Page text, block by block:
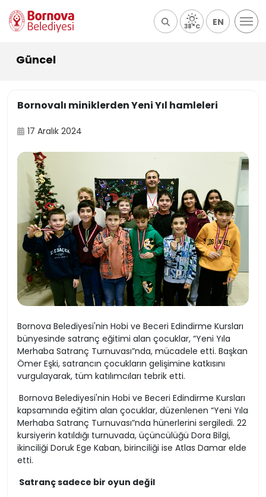
38°C EN
Güncel
Bornovalı miniklerden Yeni Yıl hamleleri
17 Aralık 2024
Bornova Belediyesi'nin Hobi ve Beceri Edindirme Kursları
bünyesinde satranç eğitimi alan çocuklar, “Yeni Yıla
Merhaba Satranç Turnuvası”nda, mücadele etti. Başkan
Ömer Eşki, satrancın çocukların gelişimine katkısını
vurgulayarak, tüm katılımcıları tebrik etti.
Bornova Belediyesi'nin Hobi ve Beceri Edindirme Kursları
kapsamında eğitim alan çocuklar, düzenlenen “Yeni Yıla
Merhaba Satranç Turnuvası”nda hünerlerini sergiledi. 22
kursiyerin katıldığı turnuvada, üçüncülüğü Dora Bilgi,
ikinciliği Doruk Ege Kaban, birinciliği ise Atlas Damar elde
etti.
Satranç sadece bir oyun değil